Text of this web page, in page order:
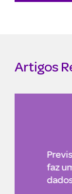
Artigos
faz uma
dados